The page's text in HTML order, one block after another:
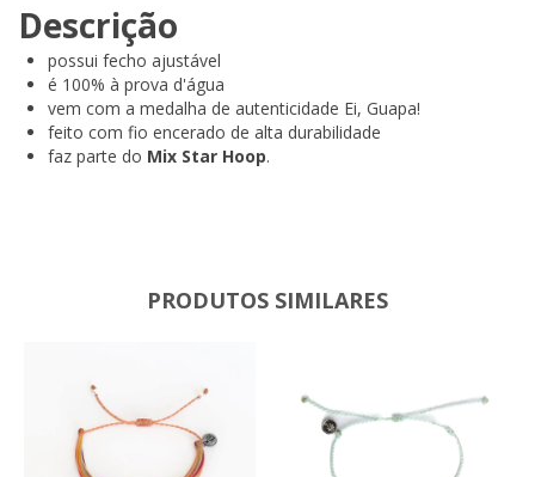
Descrição
possui fecho ajustável
é 100% à prova d'água
vem com a medalha de autenticidade Ei, Guapa!
feito com fio encerado de alta durabilidade
faz parte do Mix Star Hoop.
PRODUTOS SIMILARES